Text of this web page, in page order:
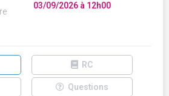
03/09/2026 à 12h00
RC
Questions